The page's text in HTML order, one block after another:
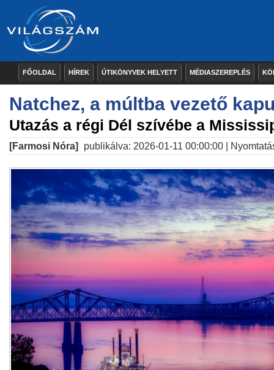
FŐOLDAL HÍREK ÚTIKÖNYVEK HELYETT MÉDIASZEREPLÉS
Natchez, a múltba vezető
Utazás a régi Dél szívébe a
[Farmosi Nóra] publikálva: 2026-01-11 00:00:00 |